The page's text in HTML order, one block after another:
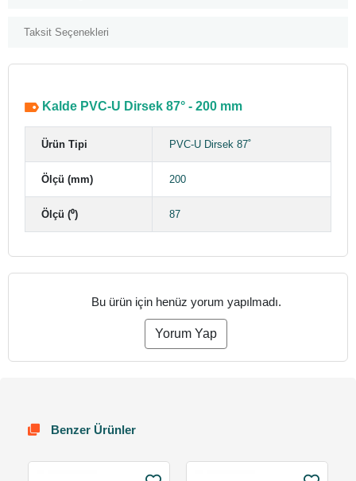
Taksit Seçenekleri
Kalde PVC-U Dirsek 87° - 200 mm
Ürün Tipi PVC-U Dirsek 87˚
Ölçü (mm) 200
Ölçü (⁰) 87
Bu ürün için henüz yorum yapılmadı.
Yorum Yap
Benzer Ürünler